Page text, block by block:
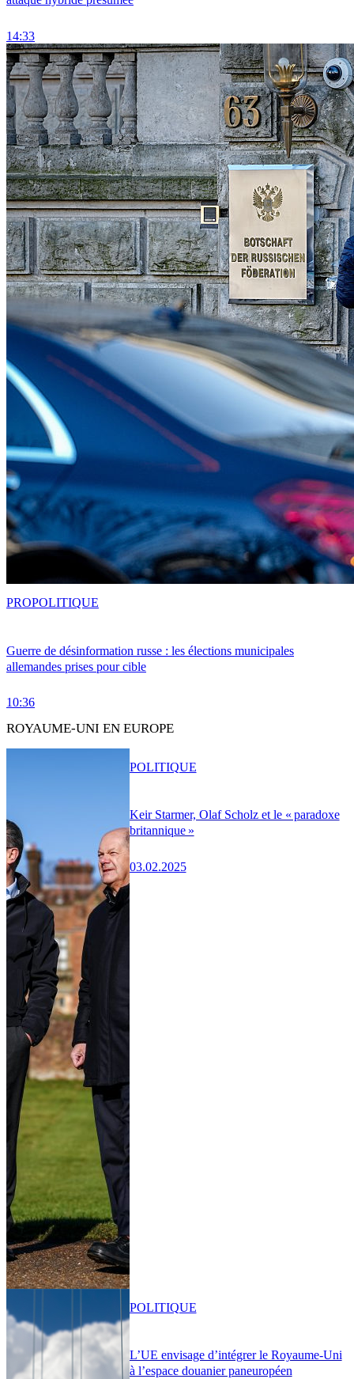
14:33
Guerre de désinformation russe : les élections municipales
allemandes prises pour cible
10:36
PROPOLITIQUE
ROYAUME-UNI EN EUROPE
Keir Starmer, Olaf Scholz et le « paradoxe
britannique »
03.02.2025
POLITIQUE
L’UE envisage d’intégrer le Royaume-Uni
à l’espace douanier paneuropéen
POLITIQUE